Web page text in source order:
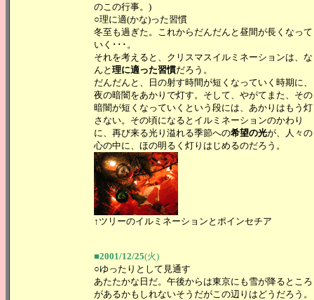
のこの行事。)
○理に適(かな)った習慣
冬至も過ぎた。これからだんだんと昼間が長くなって
いく･･･。
それを考えると、クリスマスイルミネーションは、な
んと 理に適った習慣だろう。
だんだんと、日の射す時間が短くなっていく時期に、
夜の暗闇をあかりで灯す。そして、やがてまた、その
暗闇が短くなっていくという段には、あかりはもう灯
さない。その頃になるとイルミネーションのかわり
に、再び来る光り溢れる季節への希望の光が、人々の
心の中に、ほの明るく灯りはじめるのだろう。
↑ツリーのイルミネーションとポインセチア
■2001/12/25(火)
○ゆったりとして見通す
あたたかな日だ。午後からは東京にも雪が降るところ
があるかもしれないそうだがこの辺りはどうだろう。